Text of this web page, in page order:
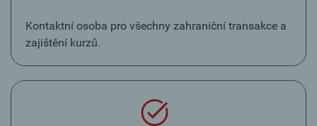
Kontaktní osoba pro všechny zahraniční transakce a
zajištění kurzů.